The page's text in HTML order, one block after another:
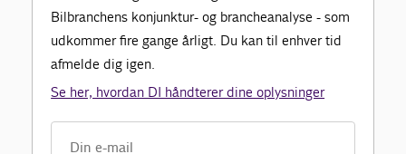
Bilbranchens konjunktur- og brancheanalyse - som
udkommer fire gange årligt. Du kan til enhver tid
afmelde dig igen.
Se her, hvordan DI håndterer dine oplysninger